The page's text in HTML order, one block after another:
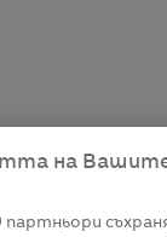
на
партньори